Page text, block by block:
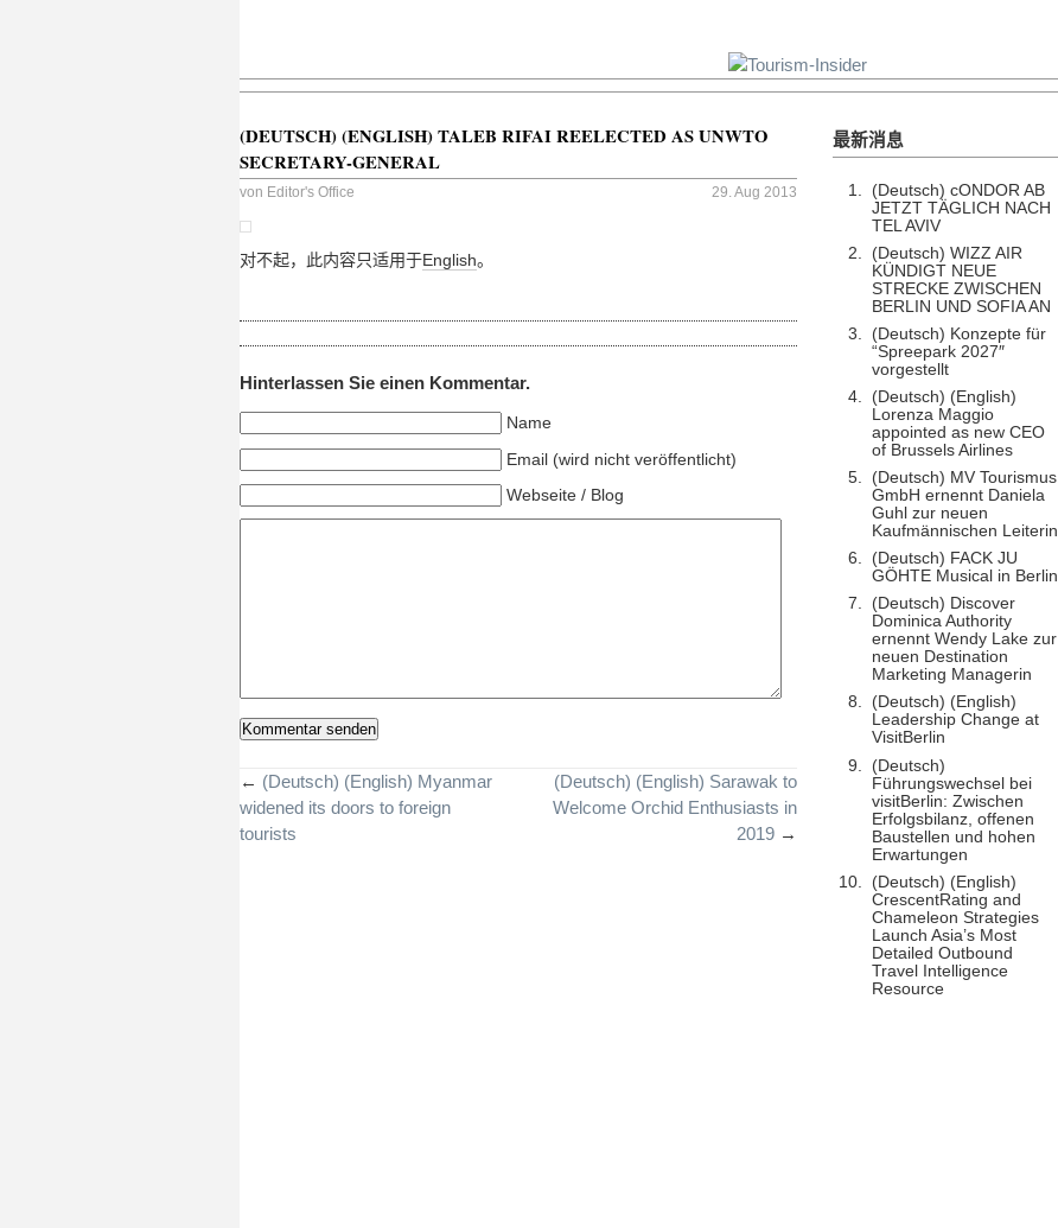
(DEUTSCH) (ENGLISH) TALEB RIFAI REELECTED AS UNWTO
SECRETARY-GENERAL
29. Aug 2013
von Editor's Office
对不起，此内容只适用于English。
Hinterlassen Sie einen Kommentar.
Name
Email (wird nicht veröffentlicht)
Webseite / Blog
(Deutsch) (English) Sarawak to
Welcome Orchid Enthusiasts in
2019 →
← (Deutsch) (English) Myanmar
widened its doors to foreign
tourists
最新消息
(Deutsch) cONDOR AB
JETZT TÄGLICH NACH
TEL AVIV
(Deutsch) WIZZ AIR
KÜNDIGT NEUE
STRECKE ZWISCHEN
BERLIN UND SOFIA AN
(Deutsch) Konzepte für
“Spreepark 2027″
vorgestellt
(Deutsch) (English)
Lorenza Maggio
appointed as new CEO
of Brussels Airlines
(Deutsch) MV Tourismus
GmbH ernennt Daniela
Guhl zur neuen
Kaufmännischen Leiterin
(Deutsch) FACK JU
GÖHTE Musical in Berlin
(Deutsch) Discover
Dominica Authority
ernennt Wendy Lake zur
neuen Destination
Marketing Managerin
(Deutsch) (English)
Leadership Change at
VisitBerlin
(Deutsch)
Führungswechsel bei
visitBerlin: Zwischen
Erfolgsbilanz, offenen
Baustellen und hohen
Erwartungen
(Deutsch) (English)
CrescentRating and
Chameleon Strategies
Launch Asia’s Most
Detailed Outbound
Travel Intelligence
Resource